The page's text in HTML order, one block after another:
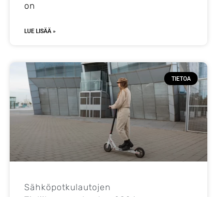
on
LUE LISÄÄ »
TIETOA
Sähköpotkulautojen